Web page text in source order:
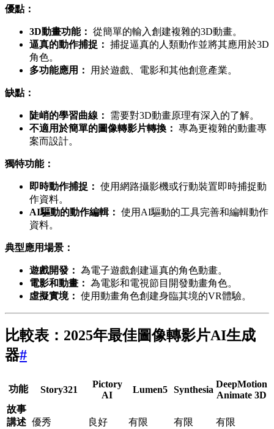
優點：
3D動畫功能： 從簡單的輸入創建複雜的3D動畫。
逼真的動作捕捉： 捕捉逼真的人類動作並將其應用於3D
角色。
多功能應用：
用於遊戲、電影和其他創意產業。
缺點：
陡峭的學習曲線：
需要對3D動畫原理有深入的了解。
不適用於簡單的圖像轉影片轉換： 專為更複雜的動畫專
案而設計。
獨特功能：
即時動作捕捉： 使用網路攝影機或行動裝置即時捕捉動
作資料。
AI驅動的動作編輯： 使用AI驅動的工具完善和編輯動作
資料。
典型應用場景：
遊戲開發： 為電子遊戲創建逼真的角色動畫。
電影和動畫： 為電影和電視節目開發動畫角色。
虛擬實境： 使用動畫角色創建身臨其境的VR體驗。
比較表：2025年最佳圖像轉影片AI生成
器#
功能 Story321
Pictory
AI
Lumen5 Synthesia
DeepMotion
Animate 3D
故事
講述 優秀 良好 有限 有限 有限